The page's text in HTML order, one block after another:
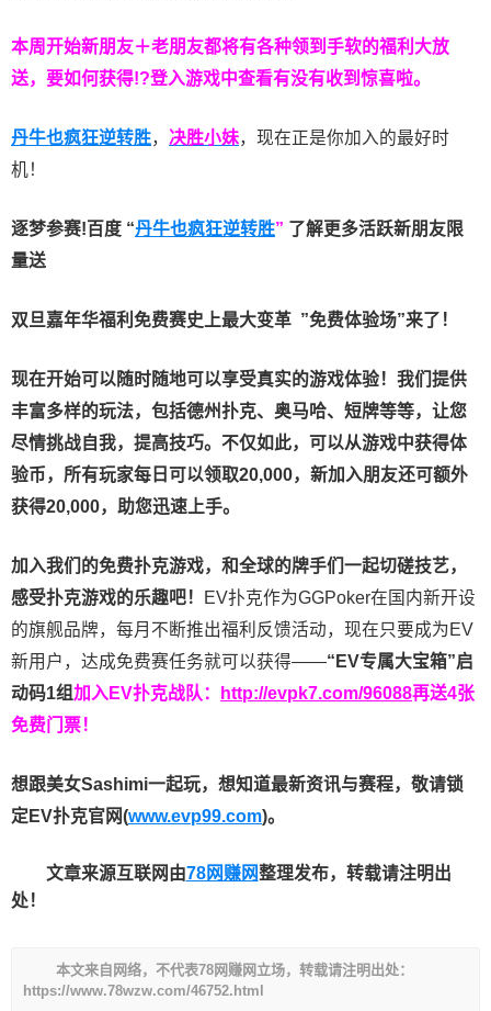
本周开始新朋友＋老朋友都将有各种领到手软的福利大放
送，要如何获得!?登入游戏中查看有没有收到惊喜啦。
丹牛也疯狂逆转胜， 决胜小妹，现在正是你加入的最好时
机！
逐梦参赛!百度 “丹牛也疯狂逆转胜” 了解更多活跃新朋友限
量送
双旦嘉年华福利 免费赛史上最大变革 ”免费体验场”来了！
现在开始可以随时随地可以享受真实的游戏体验！我们提供
丰富多样的玩法，包括德州扑克、奥马哈、短牌等等，让您
尽情挑战自我，提高技巧。不仅如此， 可以从游戏中获得体
验币，所有玩家每日可以领取20,000，新加入朋友还可额外
获得20,000，助您迅速上手。
加入我们的免费扑克游戏，和全球的牌手们一起切磋技艺，
感受扑克游戏的乐趣吧！
EV扑克作为GGPoker在国内新开设
的旗舰品牌，每月不断推出福利反馈活动，现在只要成为EV
新用户，达成免费赛任务就可以获得——“EV专属大宝箱”启
动码1组加入EV扑克战队： http://evpk7.com/96088再送4张
免费门票！
想跟美女Sashimi一起玩， 想知道最新资讯与赛程， 敬请锁
定EV扑克官网(www.evp99.com)。
文章来源互联网由78网赚网整理发布，转载请注明出
处！
本文来自网络，不代表78网赚网立场，转载请注明出处：
https://www.78wzw.com/46752.html